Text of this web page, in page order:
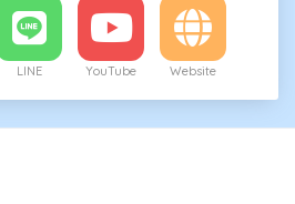
LINE YouTube Website